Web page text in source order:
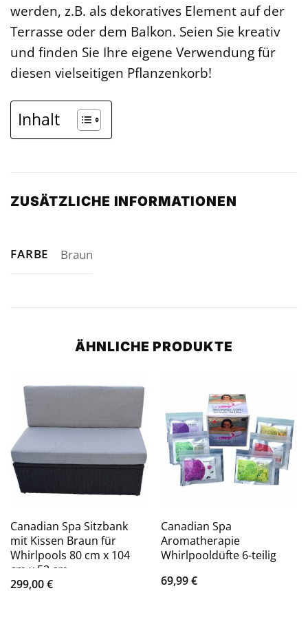
werden, z.B. als dekoratives Element auf der
Terrasse oder dem Balkon. Seien Sie kreativ
und finden Sie Ihre eigene Verwendung für
diesen vielseitigen Pflanzenkorb!
Inhalt
ZUSÄTZLICHE INFORMATIONEN
FARBE Braun
ÄHNLICHE PRODUKTE
Canadian Spa Sitzbank
mit Kissen Braun für
Whirlpools 80 cm x 104
cm x 52 cm
299,00€
Canadian Spa
Aromatherapie
Whirlpooldüfte 6-teilig
69,99€